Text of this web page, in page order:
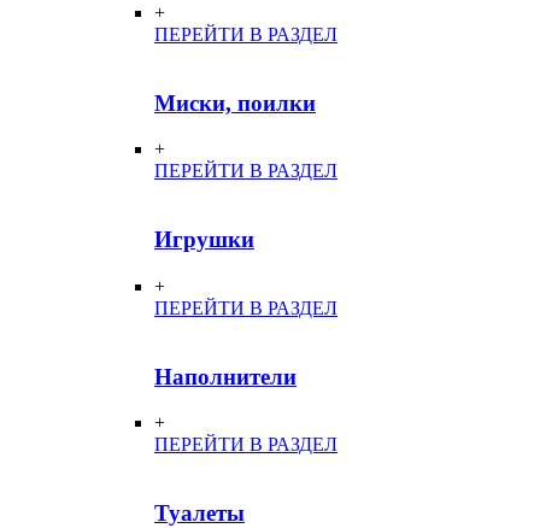
+
ПЕРЕЙТИ В РАЗДЕЛ
Миски, поилки
+
ПЕРЕЙТИ В РАЗДЕЛ
Игрушки
+
ПЕРЕЙТИ В РАЗДЕЛ
Наполнители
+
ПЕРЕЙТИ В РАЗДЕЛ
Туалеты